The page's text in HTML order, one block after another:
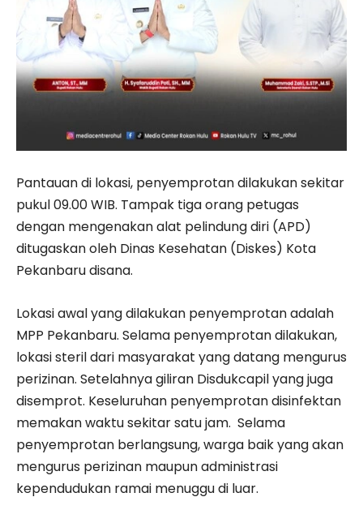
Pantauan di lokasi, penyemprotan dilakukan sekitar
pukul 09.00 WIB. Tampak tiga orang petugas
dengan mengenakan alat pelindung diri (APD)
ditugaskan oleh Dinas Kesehatan (Diskes) Kota
Pekanbaru disana.
Lokasi awal yang dilakukan penyemprotan adalah
MPP Pekanbaru. Selama penyemprotan dilakukan,
lokasi steril dari masyarakat yang datang mengurus
perizinan. Setelahnya giliran Disdukcapil yang juga
disemprot. Keseluruhan penyemprotan disinfektan
memakan waktu sekitar satu jam. Selama
penyemprotan berlangsung, warga baik yang akan
mengurus perizinan maupun administrasi
kependudukan ramai menuggu di luar.